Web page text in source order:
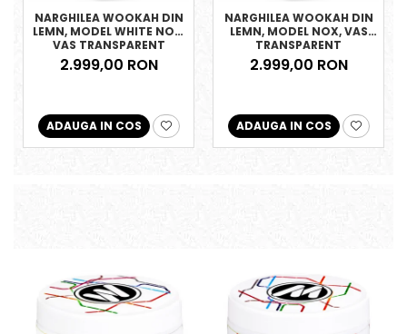
NARGHILEA WOOKAH DIN
LEMN, MODEL WHITE NOX,
VAS TRANSPARENT
2.999,00 RON
ADAUGA IN COS
NARGHILEA WOOKAH DIN
LEMN, MODEL NOX, VAS
TRANSPARENT
2.999,00 RON
ADAUGA IN COS